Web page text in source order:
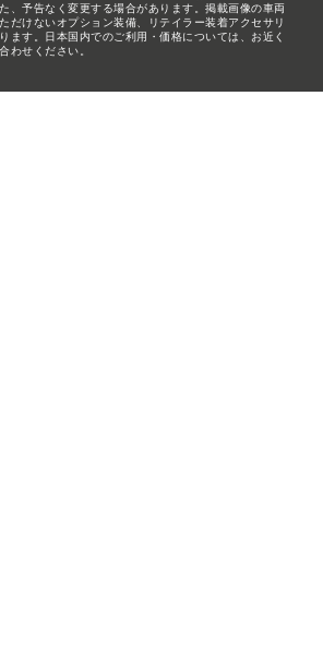
、予告なく変更する場合があります。掲載画像の車両
だけないオプション装備、リテイラー装着アクセサリ
ます。日本国内でのご利用・価格については、お近く
わせください。